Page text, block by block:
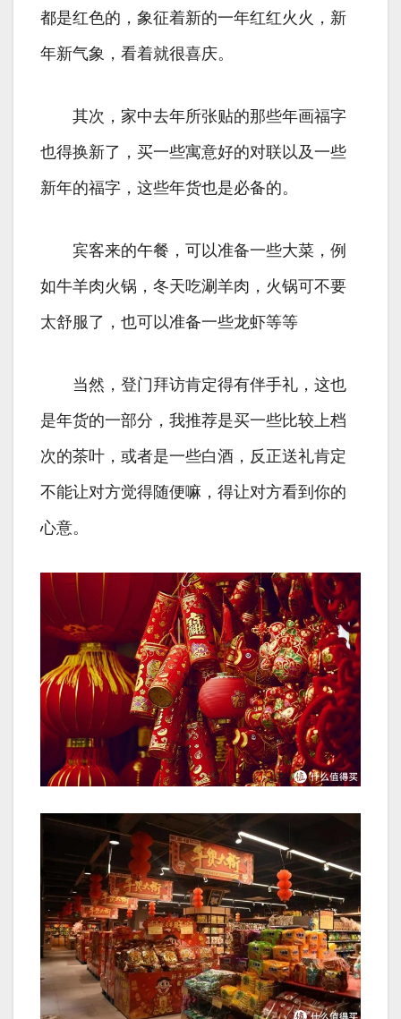
都是红色的，象征着新的一年红红火火，新
年新气象，看着就很喜庆。
其次，家中去年所张贴的那些年画福字
也得换新了，买一些寓意好的对联以及一些
新年的福字，这些年货也是必备的。
宾客来的午餐，可以准备一些大菜，例
如牛羊肉火锅，冬天吃涮羊肉，火锅可不要
太舒服了，也可以准备一些龙虾等等
当然，登门拜访肯定得有伴手礼，这也
是年货的一部分，我推荐是买一些比较上档
次的茶叶，或者是一些白酒，反正送礼肯定
不能让对方觉得随便嘛，得让对方看到你的
心意。